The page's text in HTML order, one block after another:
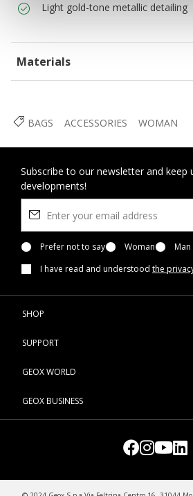
Light gold-tone metallic detailing
Materials
BAGS ACCESSORIES WOMAN
Subscribe to our newsletter and keep
developments!
Prefer not to say Woman
Man
I have read and understood the
SHOP
SUPPORT
GEOX WORLD
GEOX BUSINESS